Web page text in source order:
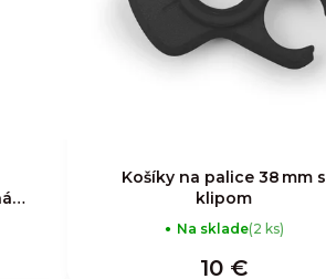
Košíky na palice 38 mm s
klipom
Na sklade(2 ks)
10 €